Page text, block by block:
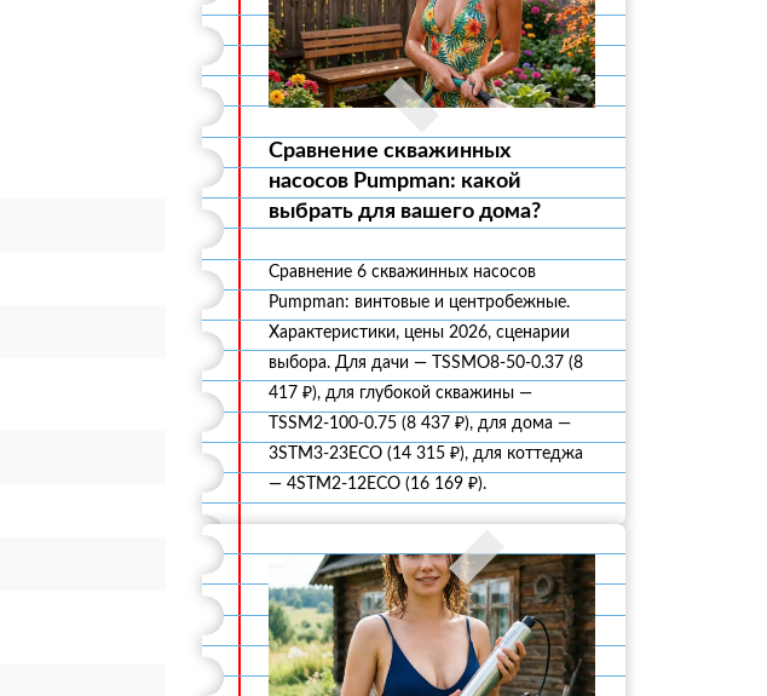
Сравнение скважинных
насосов Pumpman: какой
выбрать для вашего дома?
Сравнение 6 скважинных насосов
Pumpman: винтовые и центробежные.
Характеристики, цены 2026, сценарии
выбора. Для дачи — TSSMO8-50-0.37 (8
417 ₽), для глубокой скважины —
TSSM2-100-0.75 (8 437 ₽), для дома —
3STM3-23ECO (14 315 ₽), для коттеджа
— 4STM2-12ECO (16 169 ₽).